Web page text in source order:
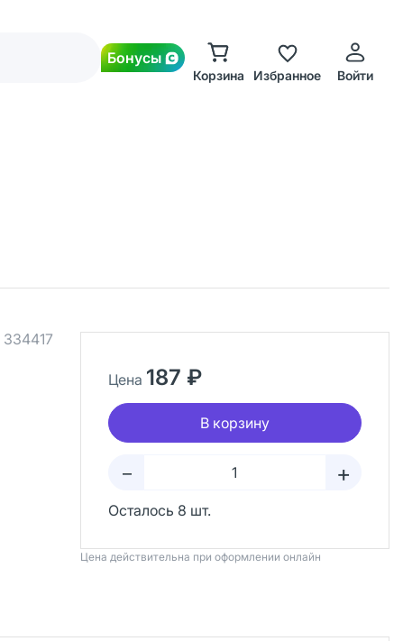
Бонусы
Корзина Избранное Войти
334417
Цена 187 ₽
В корзину
– +
Осталось 8 шт.
Цена действительна при оформлении онлайн